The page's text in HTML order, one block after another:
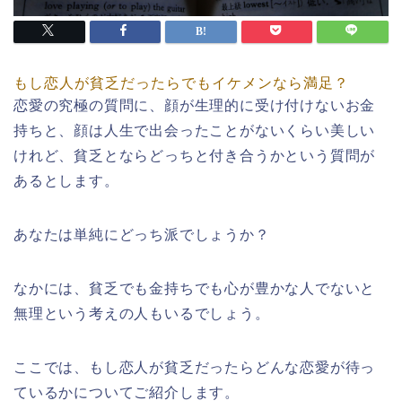
もし恋人が貧乏だったらでもイケメンなら満足？
恋愛の究極の質問に、顔が生理的に受け付けないお金
持ちと、顔は人生で出会ったことがないくらい美しい
けれど、貧乏とならどっちと付き合うかという質問が
あるとします。
あなたは単純にどっち派でしょうか？
なかには、貧乏でも金持ちでも心が豊かな人でないと
無理という考えの人もいるでしょう。
ここでは、もし恋人が貧乏だったらどんな恋愛が待っ
ているかについてご紹介します。